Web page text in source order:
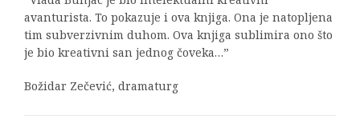
avanturista. To pokazuje i ova knjiga. Ona je natopljena
tim subverzivnim duhom. Ova knjiga sublimira ono što
je bio kreativni san jednog čoveka…”
Božidar Zečević, dramaturg